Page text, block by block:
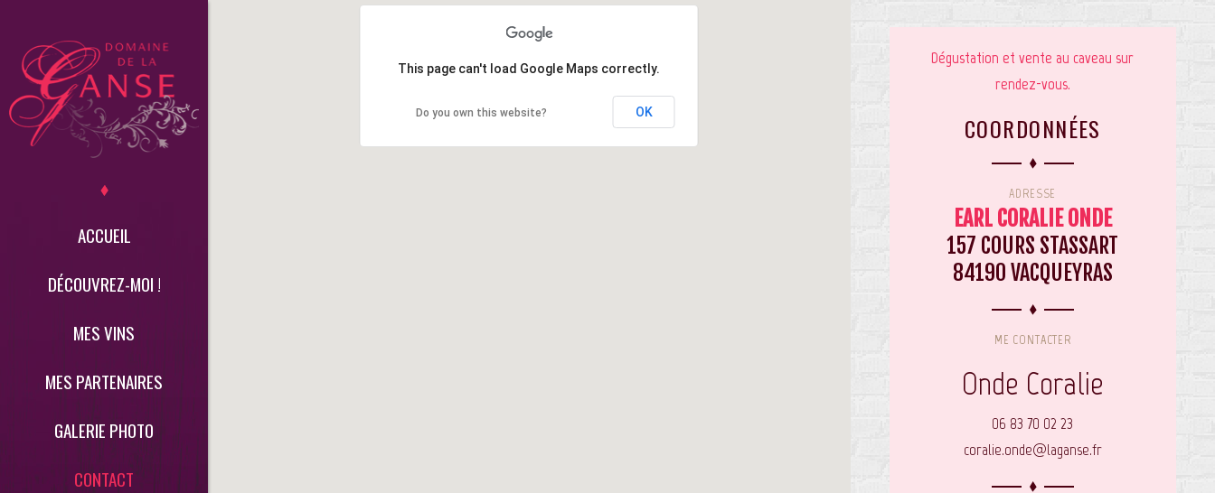
ACCUEIL
DÉCOUVREZ-MOI !
MES VINS
MES PARTENAIRES
GALERIE PHOTO
CONTACT
This page can't load Google Maps correctly.
Do you own this website? OK
Dégustation et vente au caveau sur
rendez-vous.
COORDONNÉES
ADRESSE
EARL CORALIE ONDE
157 COURS STASSART
84190 VACQUEYRAS
ME CONTACTER
Onde Coralie
06 83 70 02 23
coralie.onde@laganse.fr